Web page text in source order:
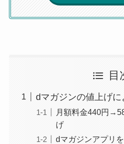
目
dマガジンの値上げに
月額料金440円
げ
dマガジンアプリ